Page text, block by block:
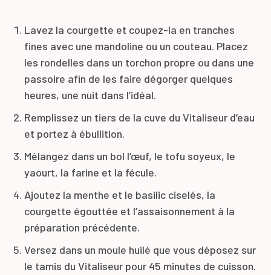
Lavez la courgette et coupez-la en tranches
fines avec une mandoline ou un couteau. Placez
les rondelles dans un torchon propre ou dans une
passoire afin de les faire dégorger quelques
heures, une nuit dans l’idéal.
Remplissez un tiers de la cuve du Vitaliseur d’eau
et portez à ébullition.
Mélangez dans un bol l’œuf, le tofu soyeux, le
yaourt, la farine et la fécule.
Ajoutez la menthe et le basilic ciselés, la
courgette égouttée et l’assaisonnement à la
préparation précédente.
Versez dans un moule huilé que vous déposez sur
le tamis du Vitaliseur pour 45 minutes de cuisson.